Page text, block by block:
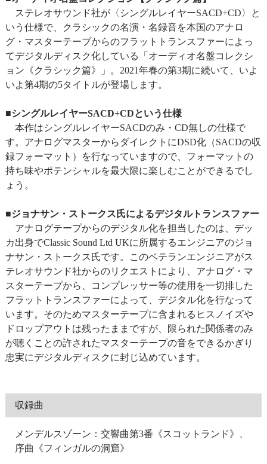
ステレオサウンド社が〈シングルレイヤーSACD+CD〉と
いう仕様で、クラシックの名演・名録音を本国のアナロ
グ・マスターテープからのフラットトランスファーによっ
てデジタルディスク化している「オーディオ名盤コレクシ
ョン《クラシック篇》」。2021年春の第3期に続いて、いよ
いよ第4期の5タイトルが登場します。
■シングルレイヤーSACD+CDという仕様
本作はシングルレイヤーSACDのみ・CD無しの仕様で
す。アナログマスターからダイレクトにDSD化（SACDの収
録フォーマット）を行なっていますので、フォーマットの
持ち味やポテンシャルを最大限に楽しむことができるでし
ょう。
■ジョナサン・ストークス氏によるデジタルトランスファー
アナログテープからのデジタル化を担当したのは、デッ
カ出身でClassic Sound Ltd UKに所属するエンジニアのジョ
ナサン・ストークス氏です。このベテランエンジニアがス
テレオサウンド社からのリクエストにより、アナログ・マ
スターテープから、コンプレッサー等の使用を一切排した
フラットトランスファーによって、デジタル化を行なって
います。そのためマスターテープに含まれるヒスノイズや
ドロップアウトは残ったままですが、限られた関係者のみ
が聴くことの許されたマスターテープの音をできるかぎり
忠実にデジタルディスクに封じ込めています。
収録曲
メンデルスゾーン：交響曲第3番《スコットランド》、
序曲《フィンガルの洞窟》